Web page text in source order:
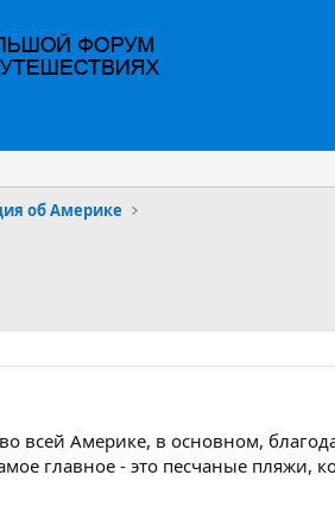
об Америке
всей Америке, в основном,
главное - это песчаные пляжи,